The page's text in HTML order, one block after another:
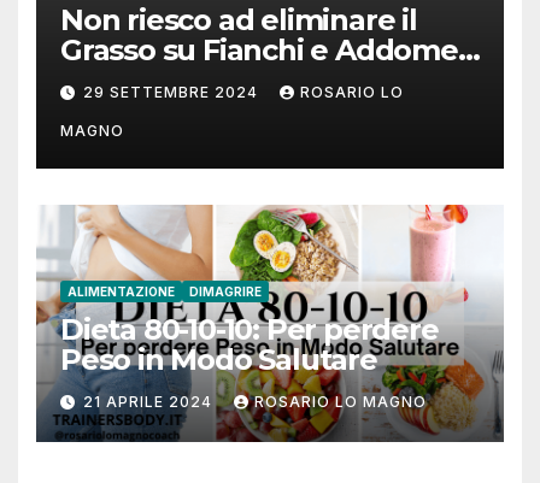
Non riesco ad eliminare il
Grasso su Fianchi e Addome:
cause e rimedi
29 SETTEMBRE 2024 ROSARIO LO
MAGNO
ALIMENTAZIONE DIMAGRIRE
Dieta 80-10-10: Per perdere
Peso in Modo Salutare
21 APRILE 2024 ROSARIO LO MAGNO